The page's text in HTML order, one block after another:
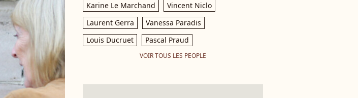
Karine Le Marchand
Vincent Niclo
Laurent Gerra
Vanessa Paradis
Louis Ducruet
Pascal Praud
VOIR TOUS LES PEOPLE